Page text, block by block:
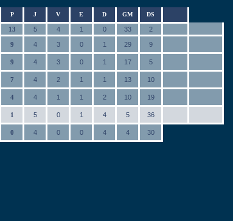
P J V E D GM DS
13 5 4 1 0 33 2
9 4 3 0 1 29 9
9 4 3 0 1 17 5
7 4 2 1 1 13 10
4 4 1 1 2 10 19
1 5 0 1 4 5 36
0 4 0 0 4 4 30